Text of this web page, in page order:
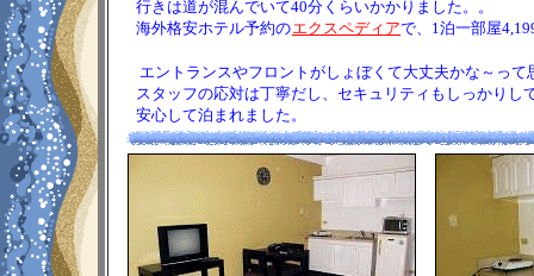
行きは道が混んでいて40分くらいかかりました。。
海外格安ホテル予約のエクスペディアで、1泊一部屋
エントランスやフロントがしょぼくて大丈夫かな～って
スタッフの応対は丁寧だし、セキュリティもしっかりし
安心して泊まれました。